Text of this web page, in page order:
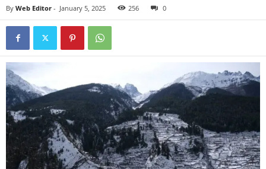
By Web Editor - January 5, 2025 256 0